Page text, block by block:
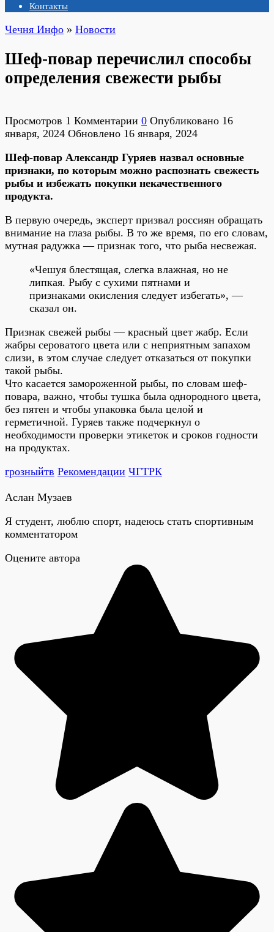
Контакты
Чечня Инфо » Новости
Шеф-повар перечислил способы
определения свежести рыбы
Просмотров 1 Комментарии 0 Опубликовано 16
января, 2024 Обновлено 16 января, 2024
Шеф-повар Александр Гуряев назвал основные
признаки, по которым можно распознать свежесть
рыбы и избежать покупки некачественного
продукта.
В первую очередь, эксперт призвал россиян обращать
внимание на глаза рыбы. В то же время, по его словам,
мутная радужка — признак того, что рыба несвежая.
«Чешуя блестящая, слегка влажная, но не
липкая. Рыбу с сухими пятнами и
признаками окисления следует избегать», —
сказал он.
Признак свежей рыбы — красный цвет жабр. Если
жабры сероватого цвета или с неприятным запахом
слизи, в этом случае следует отказаться от покупки
такой рыбы.
Что касается замороженной рыбы, по словам шеф-
повара, важно, чтобы тушка была однородного цвета,
без пятен и чтобы упаковка была целой и
герметичной. Гуряев также подчеркнул о
необходимости проверки этикеток и сроков годности
на продуктах.
грозныйтв Рекомендации ЧГТРК
Аслан Музаев
Я студент, люблю спорт, надеюсь стать спортивным
комментатором
Оцените автора